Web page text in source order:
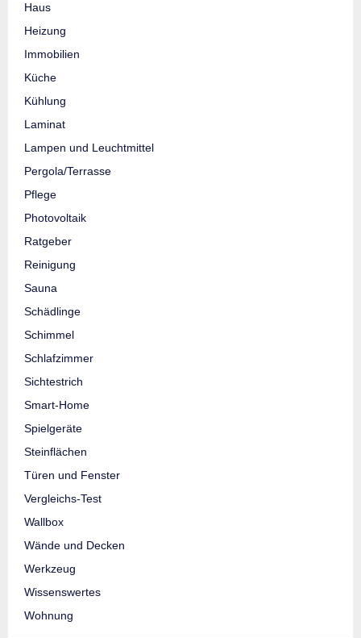
Haus
Heizung
Immobilien
Küche
Kühlung
Laminat
Lampen und Leuchtmittel
Pergola/Terrasse
Pflege
Photovoltaik
Ratgeber
Reinigung
Sauna
Schädlinge
Schimmel
Schlafzimmer
Sichtestrich
Smart-Home
Spielgeräte
Steinflächen
Türen und Fenster
Vergleichs-Test
Wallbox
Wände und Decken
Werkzeug
Wissenswertes
Wohnung